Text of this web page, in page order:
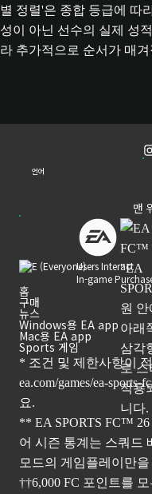
별 정렬'은 종합 등급에 따
성이 아닌 선수의 실제 성
라 추가적으로 순서가 매
언어
맨
Users Interact
In-game
홈
구매
뉴스
Windows용 EA app
Mac용 EA app
Sports 게임
* 조건 및 제한사항이
ea.com/games/ea-sports-
요.
** EA SPORTS FC™
어 시즌 통계는 스쿼드
모드의 게임플레이만
††6,000 FC 포인트를